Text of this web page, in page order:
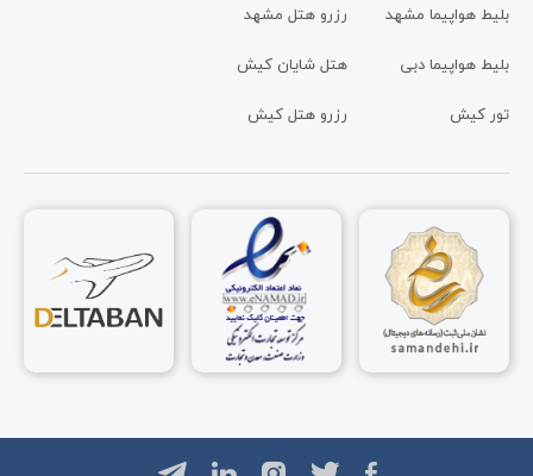
بلیط هواپیما مشهد
بلیط هواپیما دبی
تور کیش
رزرو هتل مشهد
هتل شایان کیش
رزرو هتل کیش